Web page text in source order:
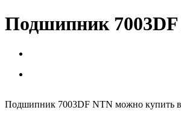
Подшипник
Подшипник 7003DF NTN можно купить в